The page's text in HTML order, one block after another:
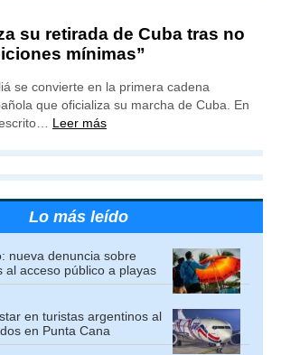
su retirada de Cuba tras no
mínimas”
se convierte en la primera cadena
que oficializa su marcha de Cuba. En
Leer más
Lo más leído
nueva denuncia sobre
al acceso público a playas
en turistas argentinos al
en Punta Cana